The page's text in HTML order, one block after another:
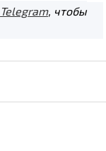
Telegram, чтобы